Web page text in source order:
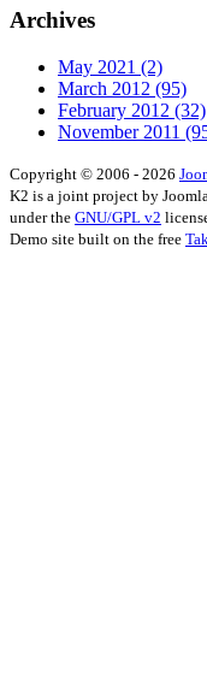
Archives
May 2021 (2)
March 2012 (95)
February 2012 (32)
November 2011
Copyright © 2006 - 2026
K2 is a joint project by
under the GNU/GPL v2
Demo site built on the free